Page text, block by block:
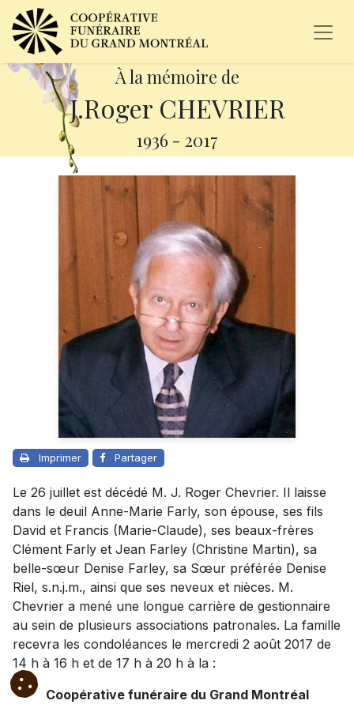
À la mémoire de
J.Roger CHEVRIER
1936 - 2017
Imprimer Partager
Le 26 juillet est décédé M. J. Roger Chevrier. Il laisse
dans le deuil Anne-Marie Farly, son épouse, ses fils
David et Francis (Marie-Claude), ses beaux-frères
Clément Farly et Jean Farley (Christine Martin), sa
belle-sœur Denise Farley, sa Sœur préférée Denise
Riel, s.n.j.m., ainsi que ses neveux et nièces. M.
Chevrier a mené une longue carrière de gestionnaire
au sein de plusieurs associations patronales. La famille
recevra les condoléances le mercredi 2 août 2017 de
14 h à 16 h et de 17 h à 20 h à la :
Coopérative funéraire du Grand Montréal